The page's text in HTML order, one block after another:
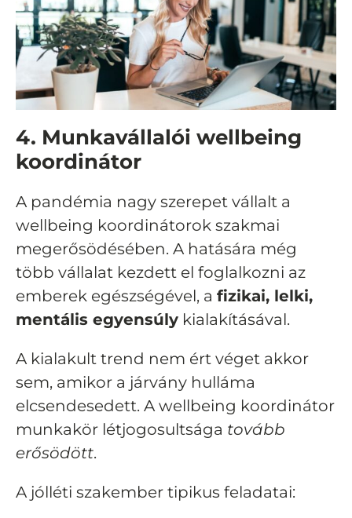
4. Munkavállalói wellbeing
koordinátor
A pandémia nagy szerepet vállalt a
wellbeing koordinátorok szakmai
megerősödésében. A hatására még
több vállalat kezdett el foglalkozni az
emberek egészségével, a fizikai, lelki,
mentális egyensúly kialakításával.
A kialakult trend nem ért véget akkor
sem, amikor a járvány hulláma
elcsendesedett. A wellbeing koordinátor
munkakör létjogosultsága tovább
erősödött.
A jólléti szakember tipikus feladatai: